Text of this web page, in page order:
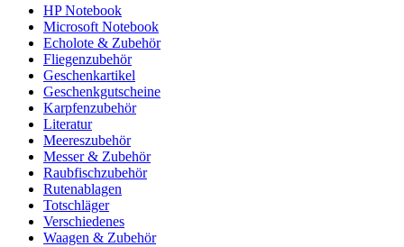
HP Notebook
Microsoft Notebook
Echolote & Zubehör
Fliegenzubehör
Geschenkartikel
Geschenkgutscheine
Karpfenzubehör
Literatur
Meereszubehör
Messer & Zubehör
Raubfischzubehör
Rutenablagen
Totschläger
Verschiedenes
Waagen & Zubehör